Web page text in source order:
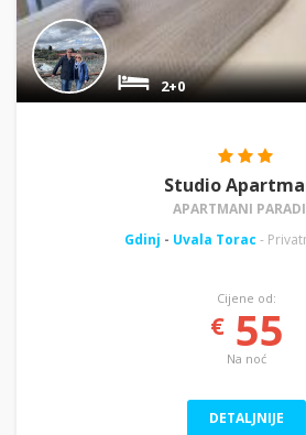
2+0
Studio
APARTMANI
Gdinj - Uvala Torac -
Cijene od:
€55
Na noć
DETALJNIJE